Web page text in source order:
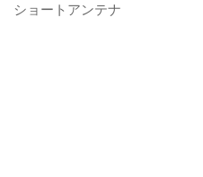
ショートアンテナ